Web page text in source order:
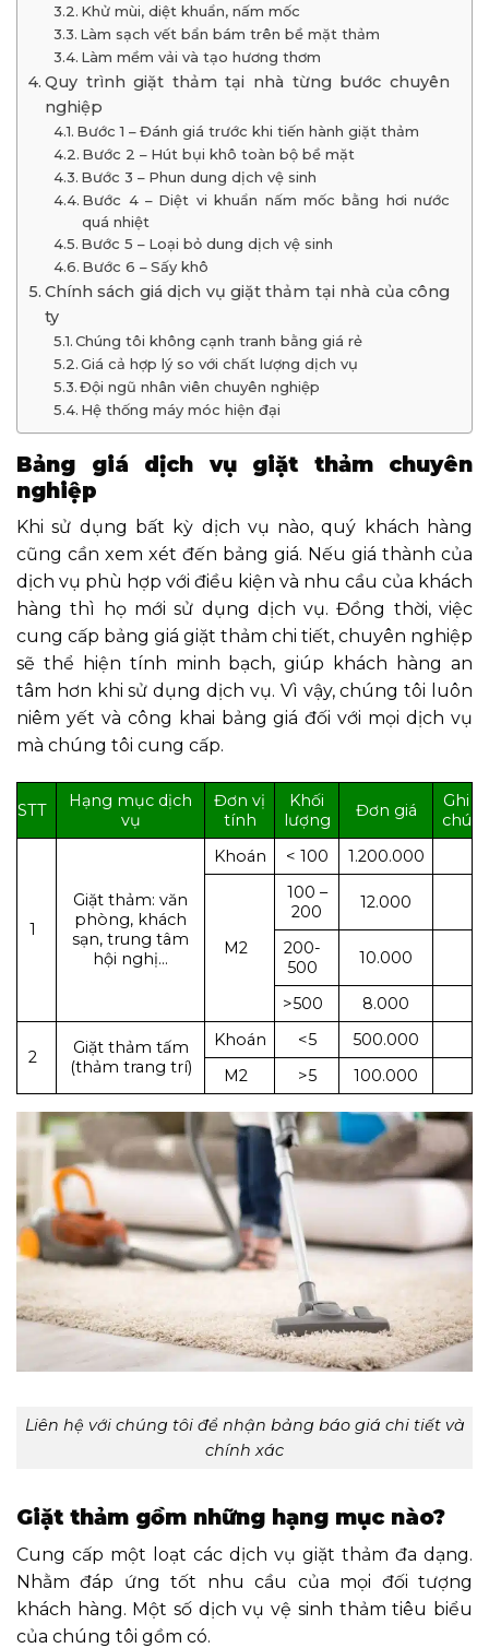
Khử mùi, diệt khuẩn, nấm mốc
Làm sạch vết bẩn bám trên bề mặt thảm
Làm mềm vải và tạo hương thơm
Quy trình giặt thảm tại nhà từng bước chuyên
nghiệp
Bước 1 – Đánh giá trước khi tiến hành giặt thảm
Bước 2 – Hút bụi khô toàn bộ bề mặt
Bước 3 – Phun dung dịch vệ sinh
Bước 4 – Diệt vi khuẩn nấm mốc bằng hơi nước
quá nhiệt
Bước 5 – Loại bỏ dung dịch vệ sinh
Bước 6 – Sấy khô
Chính sách giá dịch vụ giặt thảm tại nhà của công
ty
Chúng tôi không cạnh tranh bằng giá rẻ
Giá cả hợp lý so với chất lượng dịch vụ
Đội ngũ nhân viên chuyên nghiệp
Hệ thống máy móc hiện đại
Bảng giá dịch vụ giặt thảm chuyên
nghiệp
Khi sử dụng bất kỳ dịch vụ nào, quý khách hàng
cũng cần xem xét đến bảng giá. Nếu giá thành của
dịch vụ phù hợp với điều kiện và nhu cầu của khách
hàng thì họ mới sử dụng dịch vụ. Đồng thời, việc
cung cấp bảng giá giặt thảm chi tiết, chuyên nghiệp
sẽ thể hiện tính minh bạch, giúp khách hàng an
tâm hơn khi sử dụng dịch vụ. Vì vậy,chúng tôi luôn
niêm yết và công khai bảng giá đối với mọi dịch vụ
mà chúng tôi cung cấp.
STT
Hạng mục dịch
vụ
Đơn vị
tính
Khối
lượng
Đơn giá
Ghi
chú
1
Giặt thảm: văn
phòng, khách
sạn, trung tâm
hội nghị…
Khoán < 100 1.200.000
M2
100 –
200
12.000
200-
500
10.000
>500 8.000
2
Giặt thảm tấm
(thảm trang trí)
Khoán <5
500.000
M2
>5 100.000
Liên hệ với chúng tôi để nhận bảng báo giá chi tiết và
chính xác
Giặt thảm gồm những hạng mục nào?
Cung cấp một loạt các dịch vụ giặt thảm đa dạng.
Nhằm đáp ứng tốt nhu cầu của mọi đối tượng
khách hàng. Một số dịch vụ vệ sinh thảm tiêu biểu
của chúng tôi gồm có.